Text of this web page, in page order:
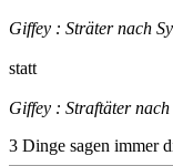
Giffey : Sträter nach
statt
Giffey : Straftäter
3 Dinge sagen immer